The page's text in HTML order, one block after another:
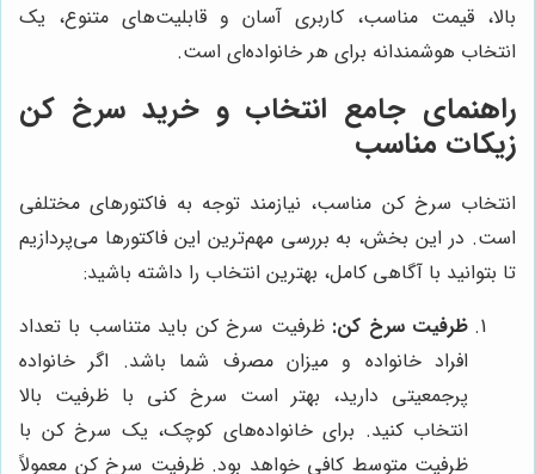
بالا، قیمت مناسب، کاربری آسان و قابلیت‌های متنوع، یک
انتخاب هوشمندانه برای هر خانواده‌ای است.
راهنمای جامع انتخاب و خرید سرخ کن
زیکات مناسب
انتخاب سرخ کن مناسب، نیازمند توجه به فاکتورهای مختلفی
است. در این بخش، به بررسی مهم‌ترین این فاکتورها می‌پردازیم
تا بتوانید با آگاهی کامل، بهترین انتخاب را داشته باشید:
ظرفیت سرخ کن: ظرفیت سرخ کن باید متناسب با تعداد
افراد خانواده و میزان مصرف شما باشد. اگر خانواده
پرجمعیتی دارید، بهتر است سرخ کنی با ظرفیت بالا
انتخاب کنید. برای خانواده‌های کوچک، یک سرخ کن با
ظرفیت متوسط کافی خواهد بود. ظرفیت سرخ کن معمولاً